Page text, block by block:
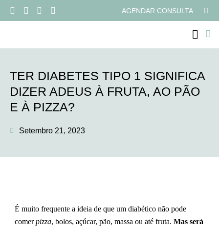
AGENDAR CONSULTA
TER DIABETES TIPO 1 SIGNIFICA
DIZER ADEUS À FRUTA, AO PÃO
E À PIZZA?
Setembro 21, 2023
É muito frequente a ideia de que um diabético não pode
comerpizza, bolos, açúcar, pão, massa ou até fruta. Mas será